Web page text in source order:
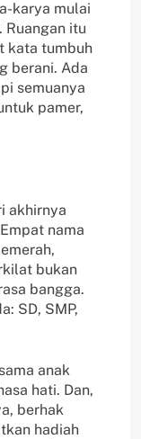
karya mulai
Ruangan itu
kata tumbuh
berani. Ada
semuanya
pamer,
akhirnya
nama
bukan
bangga.
SD, SMP,
anak
hati. Dan,
berhak
hadiah